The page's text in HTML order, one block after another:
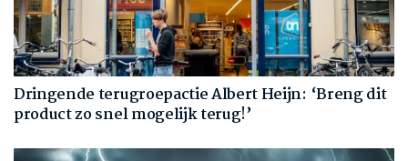
Dringende terugroepactie Albert Heijn: ‘Breng dit
product zo snel mogelijk terug!’